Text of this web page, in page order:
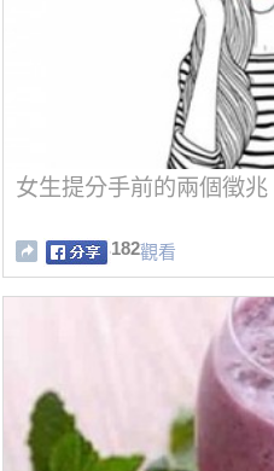
女生提分手前的兩個徵兆
182觀看